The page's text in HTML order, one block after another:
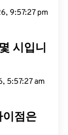
9:57:28
시입니
5:57:28 am
이점은